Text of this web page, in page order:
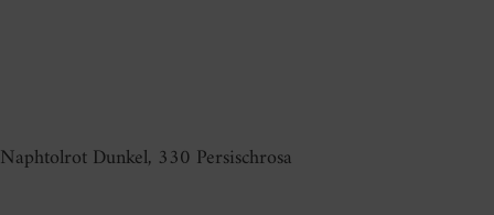
Dunkel, 330 Persischrosa